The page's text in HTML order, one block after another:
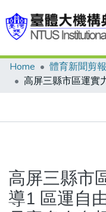
Communities &
Statistics
Home 體育新聞剪報
高屏三縣市
導1 區運自